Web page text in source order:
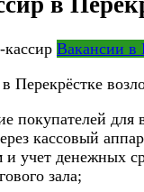
Вакансии в
Перекрёстке
покупателей
кассовый
и учет денежных
зала;